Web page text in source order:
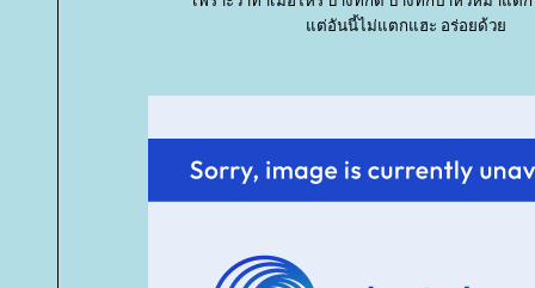
ต่อันนี้ไม่แตกแฮะ อร่อยด้ว